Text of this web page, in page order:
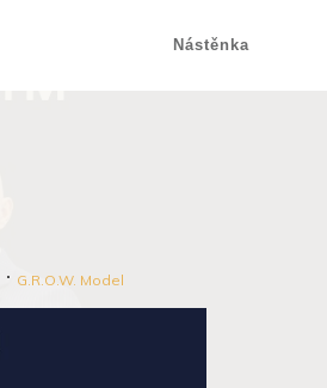
Nástěnka
G.R.O.W. Model